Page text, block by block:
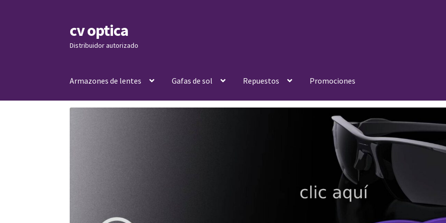
Skip
to
navigation
Skip
to
content
cv optica
Distribuidor autorizado
Armazones de lentes Gafas de sol Repuestos Promociones